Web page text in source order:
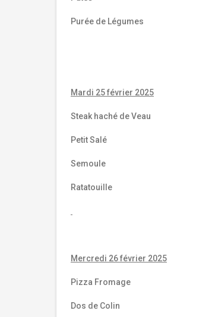
Purée de Légumes
Mardi 25 février 2025
Steak haché de Veau
Petit Salé
Semoule
Ratatouille
Mercredi 26 février 2025
Pizza Fromage
Dos de Colin